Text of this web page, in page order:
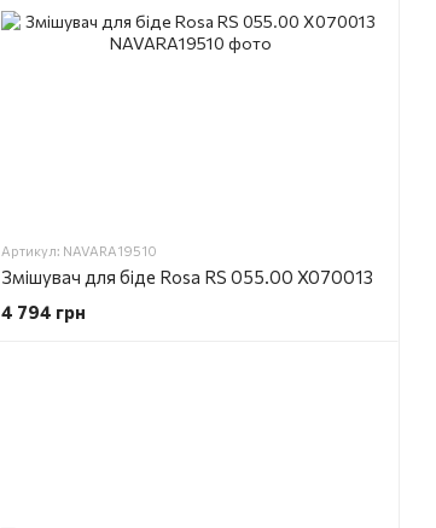
Артикул: NAVARA19510
Змішувач для біде Rosa RS 055.00 X070013
4 794 грн